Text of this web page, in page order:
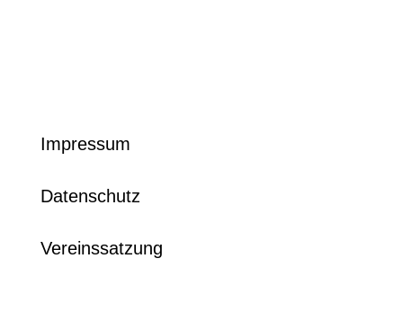
Impressum
Datenschutz
Vereinssatzung